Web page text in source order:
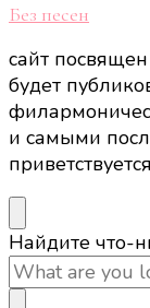
Без песен
сайт
будет
и самыми
Ищите
что-
то?
Найдите что-